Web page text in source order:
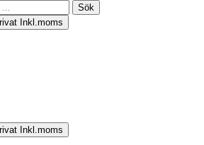
Sök
Inkl.moms
Inkl.moms